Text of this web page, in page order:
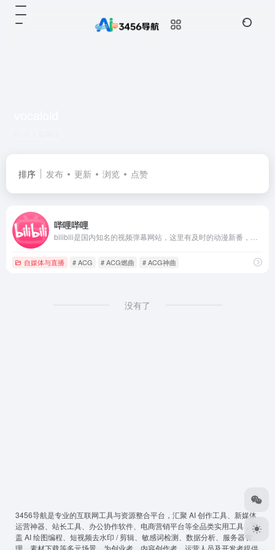
排序 发布 更新 浏览 点赞
哔哩哔哩
自媒体与直播 # ACG # ACG燃曲 # ACG神曲
没有了
3456导航是专业的互联网工具与资源整合平台，汇聚 AI 创作工具、新媒体
运营神器、站长工具、办公协作软件、电商营销平台等全品类实用工具，覆
盖 AI 绘图编程、短视频去水印 / 剪辑、敏感词检测、数据分析、服务器管
理、素材下载等多元场景，为创业者、内容创作者、运营人员及开发者提供